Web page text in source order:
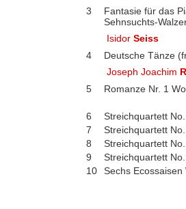
3
Fantasie für das
Sehnsuchts-
IsidorSeiss
4
Deutsche Tänze
Joseph Joachim
5
Romanze Nr. 1
6 Streichquartett
7
Streichquartett
8
Streichquartett
9
Streichquartett
10
Sechs Ecossaisen